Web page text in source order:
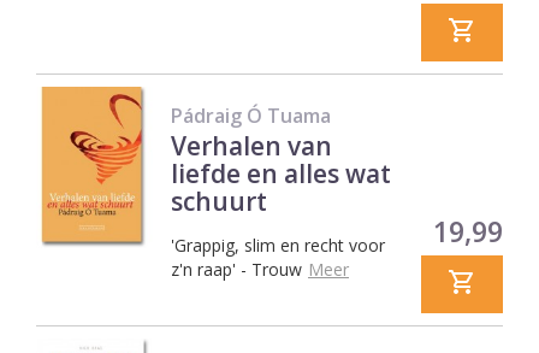
Pádraig Ó Tuama
Verhalen van
liefde en alles wat
schuurt
'Grappig, slim en recht voor
z'n raap' - Trouw Meer
Prijs
19,99